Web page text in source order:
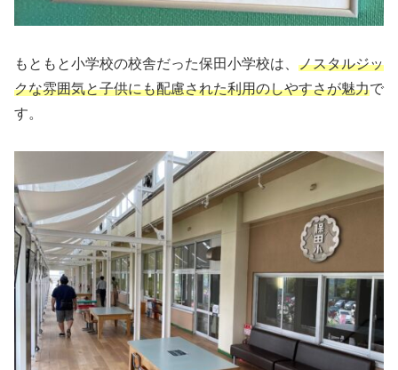
もともと小学校の校舎だった保田小学校は、 ノスタルジッ
クな雰囲気と子供にも配慮された利用のしやすさが魅力で
す。